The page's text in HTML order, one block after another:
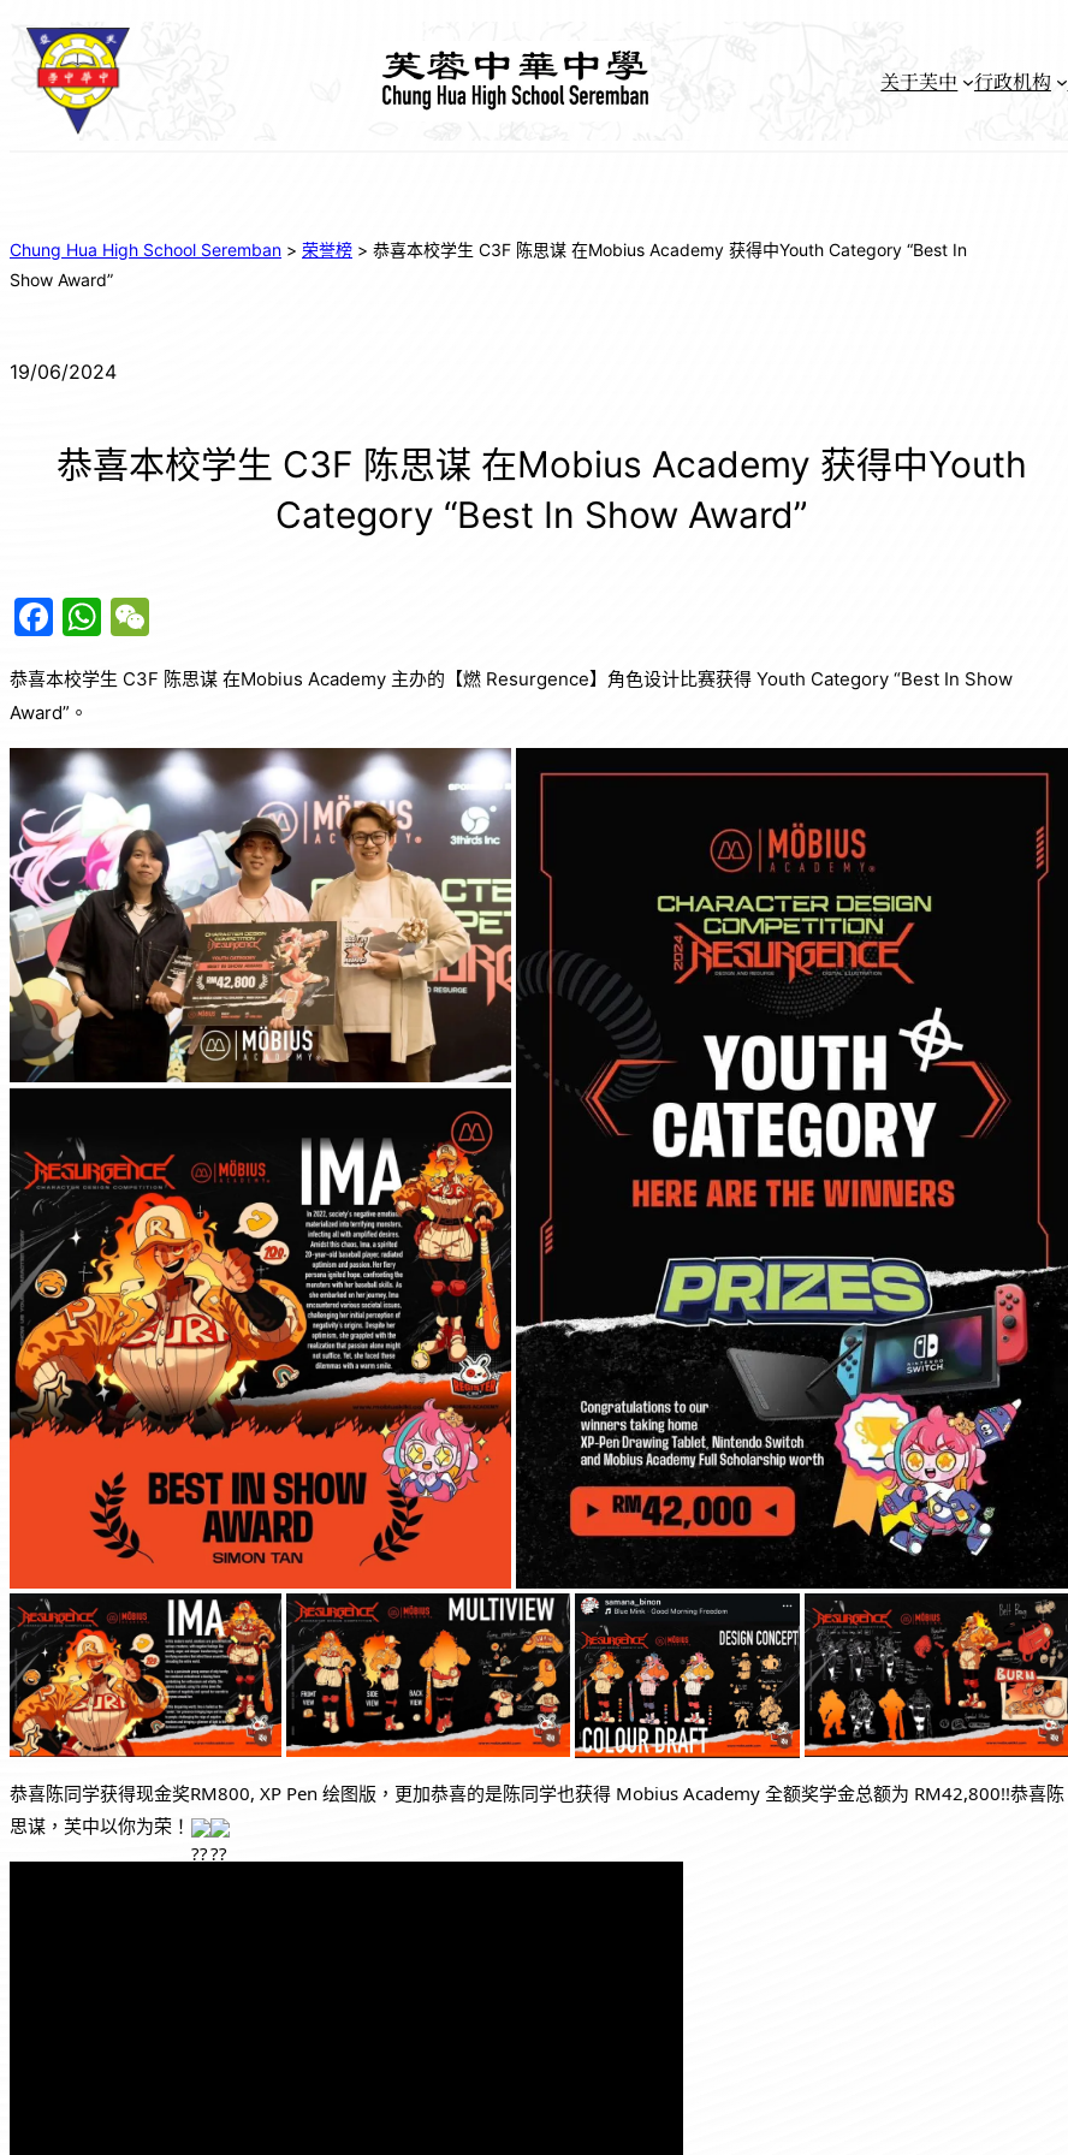
关于芙中 行政机构
Chung Hua High School Seremban > 荣誉榜 > 恭喜本校学生 C3F 陈思谋 在Mobius Academy 获得中Youth Category “Best In
Show Award”
19/06/2024
恭喜本校学生 C3F 陈思谋 在Mobius Academy 获得中Youth
Category “Best In Show Award”
F
c
e
b
o
o
k
W
at
A
p
p
C
at
恭喜本校学生 C3F 陈思谋 在Mobius Academy 主办的【燃 Resurgence】角色设计比赛获得 Youth Category “Best In Show
Award”。
恭喜陈同学获得现金奖RM800, XP Pen 绘图版，更加恭喜的是陈同学也获得 Mobius Academy 全额奖学金总额为 RM42,800!!恭喜陈
思谋，芙中以你为荣！